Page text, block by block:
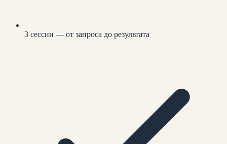
3 сессии — от запроса до результата